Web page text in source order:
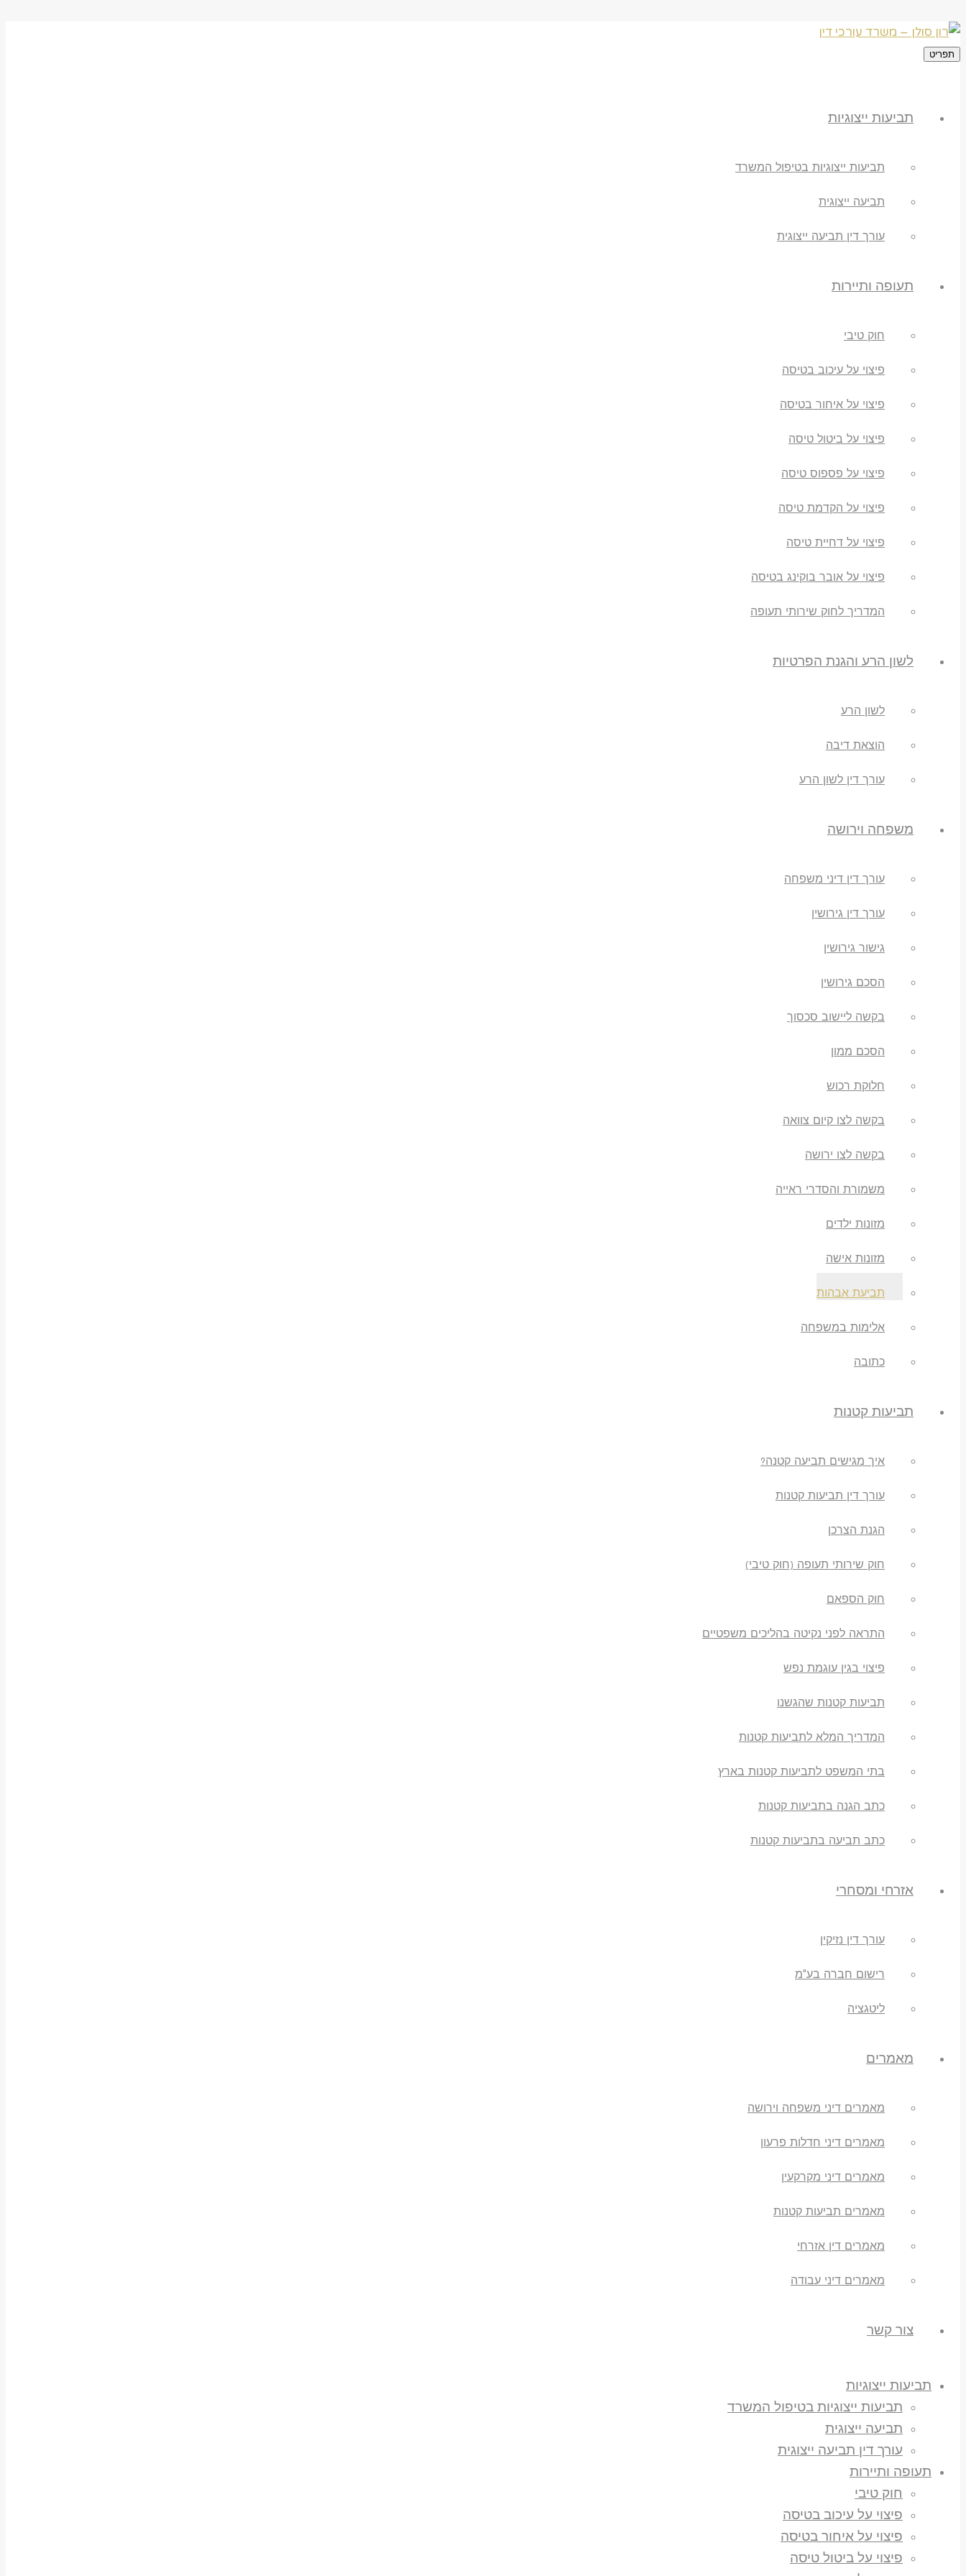
תפריט
תביעות ייצוגיות
תביעות ייצוגיות בטיפול המשרד
תביעה ייצוגית
עורך דין תביעה ייצוגית
תעופה ותיירות
חוק טיבי
פיצוי על עיכוב בטיסה
פיצוי על איחור בטיסה
פיצוי על ביטול טיסה
פיצוי על פספוס טיסה
פיצוי על הקדמת טיסה
פיצוי על דחיית טיסה
פיצוי על אובר בוקינג בטיסה
המדריך לחוק שירותי תעופה
לשון הרע והגנת הפרטיות
לשון הרע
הוצאת דיבה
עורך דין לשון הרע
משפחה וירושה
עורך דין דיני משפחה
עורך דין גירושין
גישור גירושין
הסכם גירושין
בקשה ליישוב סכסוך
הסכם ממון
חלוקת רכוש
בקשה לצו קיום צוואה
בקשה לצו ירושה
משמורת והסדרי ראייה
מזונות ילדים
מזונות אישה
תביעת אבהות
אלימות במשפחה
כתובה
תביעות קטנות
איך מגישים תביעה קטנה?
עורך דין תביעות קטנות
הגנת הצרכן
חוק שירותי תעופה (חוק טיבי)
חוק הספאם
התראה לפני נקיטה בהליכים משפטיים
פיצוי בגין עוגמת נפש
תביעות קטנות שהגשנו
המדריך המלא לתביעות קטנות
בתי המשפט לתביעות קטנות בארץ
כתב הגנה בתביעות קטנות
כתב תביעה בתביעות קטנות
אזרחי ומסחרי
עורך דין נזיקין
רישום חברה בע"מ
ליטגציה
מאמרים
מאמרים דיני משפחה וירושה
מאמרים דיני חדלות פרעון
מאמרים דיני מקרקעין
מאמרים תביעות קטנות
מאמרים דין אזרחי
מאמרים דיני עבודה
צור קשר
תביעות ייצוגיות
תביעות ייצוגיות בטיפול המשרד
תביעה ייצוגית
עורך דין תביעה ייצוגית
תעופה ותיירות
חוק טיבי
פיצוי על עיכוב בטיסה
פיצוי על איחור בטיסה
פיצוי על ביטול טיסה